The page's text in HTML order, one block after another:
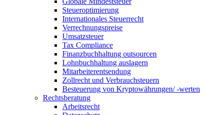
Steueroptimierung
Internationales Steuerrecht
Verrechnungspreise
Umsatzsteuer
Tax Compliance
Finanzbuchhaltung outsourcen
Lohnbuchhaltung auslagern
Mitarbeiterentsendung
Zollrecht und Verbrauchsteuern
Besteuerung von Kryptowährungen/ -werten
Rechtsberatung
Arbeitsrecht